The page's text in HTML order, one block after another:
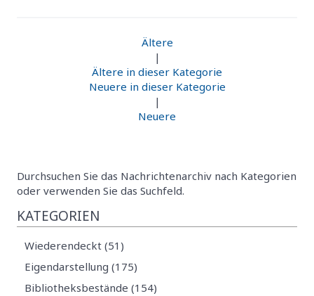
Ältere
|
Ältere in dieser Kategorie
Neuere in dieser Kategorie
|
Neuere
Durchsuchen Sie das Nachrichtenarchiv nach Kategorien
oder verwenden Sie das Suchfeld.
KATEGORIEN
Wiederendeckt (51)
Eigendarstellung (175)
Bibliotheksbestände (154)